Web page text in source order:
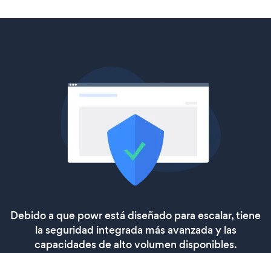
Debido a que powr está diseñado para escalar, tiene
la seguridad integrada más avanzada y las
capacidades de alto volumen disponibles.